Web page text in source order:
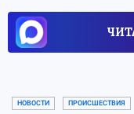
НОВОСТИ ПРОИСШЕСТВИЯ